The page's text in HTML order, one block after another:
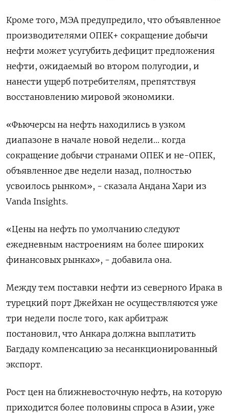
Кроме того, МЭА предупредило, что объявленное
производителями ОПЕК+ сокращение добычи
нефти может усугубить дефицит предложения
нефти, ожидаемый во втором полугодии, и
нанести ущерб потребителям, препятствуя
восстановлению мировой экономики.
«Фьючерсы на нефть находились в узком
диапазоне в начале новой недели... когда
сокращение добычи странами ОПЕК и не-ОПЕК,
объявленное две недели назад, полностью
усвоилось рынком», - сказала Андана Хари из
Vanda Insights.
«Цены на нефть по умолчанию следуют
ежедневным настроениям на более широких
финансовых рынках», - добавила она.
Между тем поставки нефти из северного Ирака в
турецкий порт Джейхан не осуществляются уже
три недели после того, как арбитраж
постановил, что Анкара должна выплатить
Багдаду компенсацию за несанкционированный
экспорт.
Рост цен на ближневосточную нефть, на которую
приходится более половины спроса в Азии, уже